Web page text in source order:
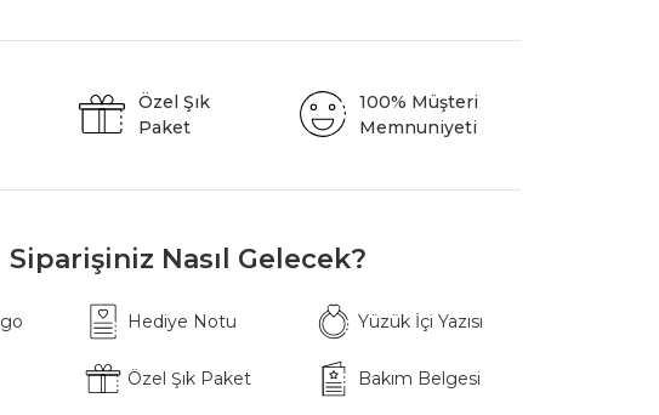
Özel Şık
Paket
100% Müşteri
Memnuniyeti
Siparişiniz Nasıl Gelecek?
Hediye Notu Yüzük İçi Yazısı
Özel Şık Paket Bakım Belgesi